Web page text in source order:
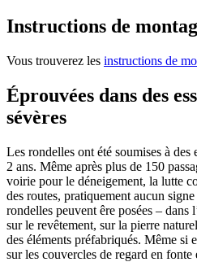
Instructions de
Vous trouverez les instructions de
Éprouvées dans des
sévères
Les rondelles ont été soumises à des
2 ans. Même après plus de 150
voirie pour le déneigement, la lutte
des routes, pratiquement aucun
rondelles peuvent êre posées – dans
sur le revêtement, sur la pierre
des éléments préfabriqués. Même si
sur les couvercles de regard en fonte